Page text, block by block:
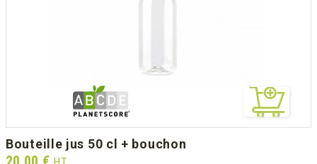
bouteille jus 50 cl + bouchon
Prix